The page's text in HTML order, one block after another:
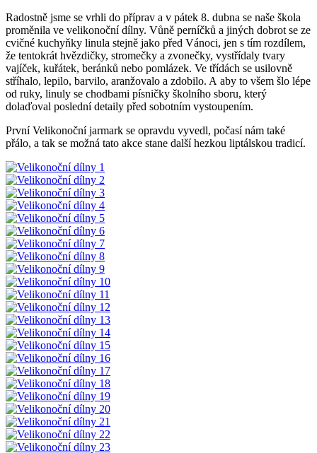
Radostně jsme se vrhli do příprav a v pátek 8. dubna se naše škola
proměnila ve velikonoční dílny. Vůně perníčků a jiných dobrot se ze
cvičné kuchyňky linula stejně jako před Vánoci, jen s tím rozdílem,
že tentokrát hvězdičky, stromečky a zvonečky, vystřídaly tvary
vajíček, kuřátek, beránků nebo pomlázek. Ve třídách se usilovně
stříhalo, lepilo, barvilo, aranžovalo a zdobilo. A aby to všem šlo lépe
od ruky, linuly se chodbami písničky školního sboru, který
dolaďoval poslední detaily před sobotním vystoupením.
První Velikonoční jarmark se opravdu vyvedl, počasí nám také
přálo, a tak se možná tato akce stane další hezkou liptálskou tradicí.